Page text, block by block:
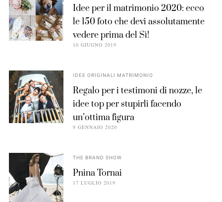
Idee per il matrimonio 2020: ecco
le 150 foto che devi assolutamente
vedere prima del Sì!
10 GIUGNO 2019
IDEE ORIGINALI MATRIMONIO
Regalo per i testimoni di nozze, le
idee top per stupirli facendo
un’ottima figura
9 GENNAIO 2020
THE BRAND SHOW
Pnina Tornai
17 LUGLIO 2019